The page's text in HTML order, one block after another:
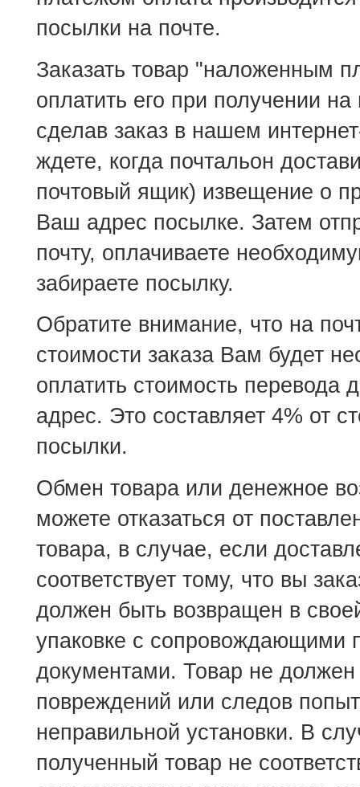
посылки на почте.
Заказать товар "наложенным
оплатить его при получении на
сделав заказ в нашем
ждете, когда почтальон
почтовый ящик) извещение о
Ваш адрес посылке. Затем
почту, оплачиваете
забираете посылку.
Обратите внимание, что на
стоимости заказа Вам будет
оплатить стоимость перевода
адрес. Это составляет 4% от
посылки.
Обмен товара или денежное
можете отказаться от
товара, в случае, если
соответствует тому, что вы
должен быть возвращен в
упаковке с сопровождающими
документами. Товар не должен
повреждений или следов
неправильной установки. В
полученный товар не